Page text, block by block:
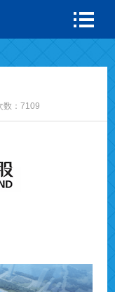
：7109